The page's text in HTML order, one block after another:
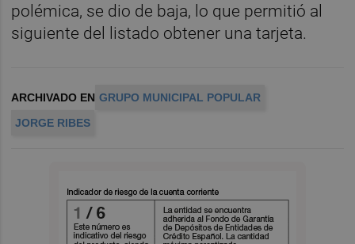
polémica, se dio de baja, lo que permitió al
siguiente del listado obtener una tarjeta.
ARCHIVADO EN GRUPO MUNICIPAL POPULAR
JORGE RIBES